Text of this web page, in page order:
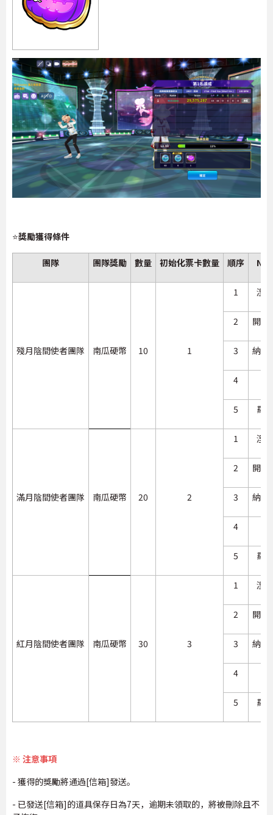
⭐獎勵獲得條件
團隊 團隊獎勵 數量 初始化票卡數量 順序 NPC
殘月陰間使者團隊 南瓜硬幣 10 1
1 浬奧
2 開羅
3 納什
4
5 羅望
滿月陰間使者團隊 南瓜硬幣 20 2
1 浬奧
2 開羅
3 納什
4
5 羅望
紅月陰間使者團隊 南瓜硬幣 30 3
1 浬奧
2 開羅
3 納什
4
5 羅望
※ 注意事項
- 獲得的獎勵將通過[信箱]發送。
- 已發送[信箱]的道具保存日為7天，逾期未領取的，將被刪除且不